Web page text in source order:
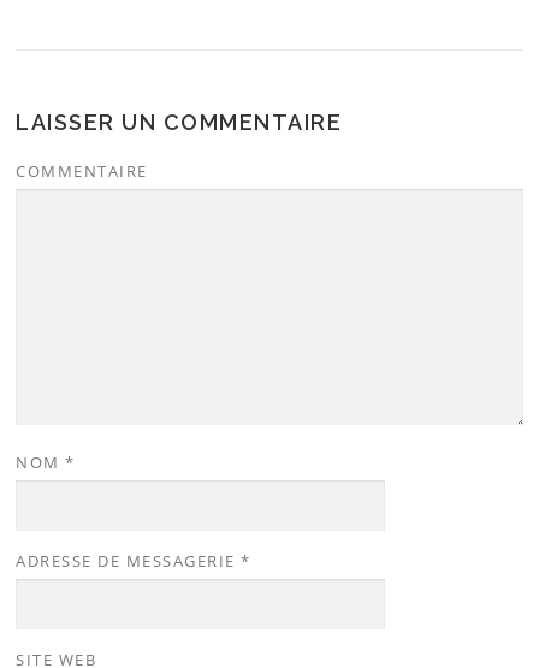
LAISSER UN COMMENTAIRE
COMMENTAIRE
NOM*
ADRESSE DE MESSAGERIE*
SITE WEB